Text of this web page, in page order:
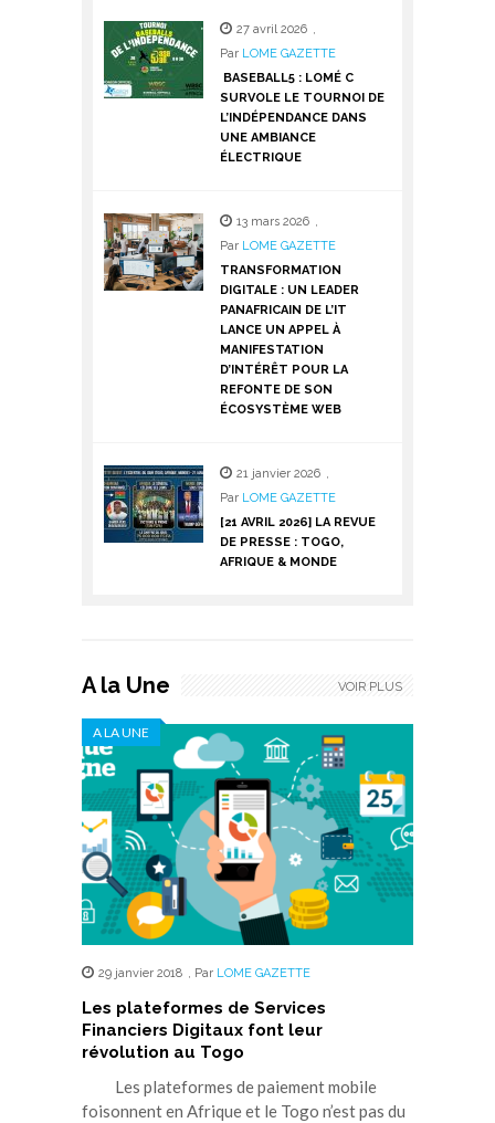
27 avril 2026 ,
Par LOME GAZETTE
BASEBALL5 : LOMÉ C
SURVOLE LE TOURNOI DE
L’INDÉPENDANCE DANS
UNE AMBIANCE
ÉLECTRIQUE
13 mars 2026 ,
Par LOME GAZETTE
TRANSFORMATION
DIGITALE : UN LEADER
PANAFRICAIN DE L’IT
LANCE UN APPEL À
MANIFESTATION
D’INTÉRÊT POUR LA
REFONTE DE SON
ÉCOSYSTÈME WEB
21 janvier 2026 ,
Par LOME GAZETTE
[21 AVRIL 2026] LA REVUE
DE PRESSE : TOGO,
AFRIQUE & MONDE
A la Une
A LA UNE
29 janvier 2018 , Par LOME GAZETTE
Les plateformes de Services
Financiers Digitaux font leur
révolution au Togo
Les plateformes de paiement mobile
foisonnent en Afrique et le Togo n’est pas du
VOIR PLUS